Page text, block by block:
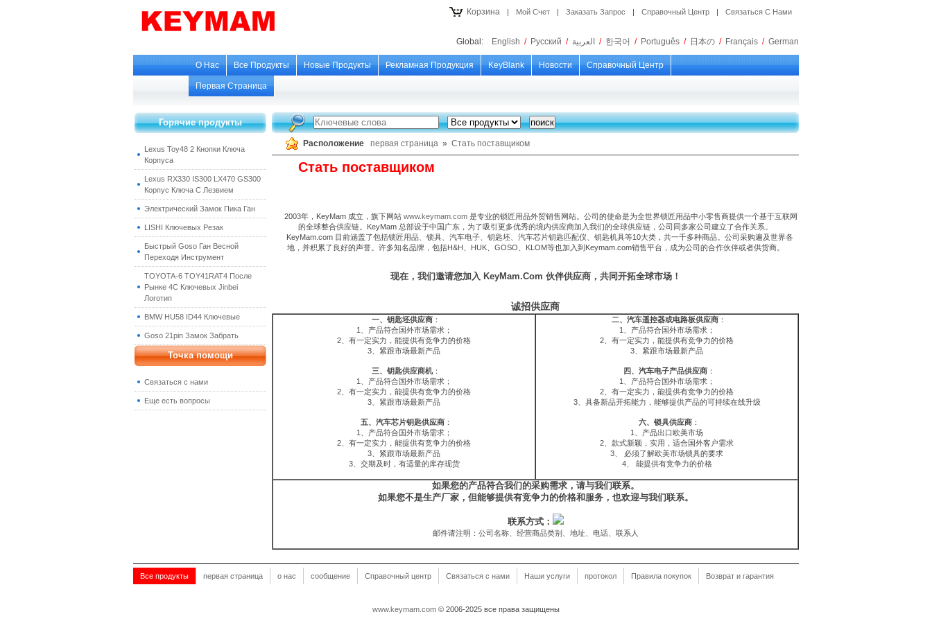
Корзина | Мой Счет | Заказать Запрос | Справочный Центр | Связаться С Нами
Global: English / Русский / العربية / 한국어 / Português / 日本の / Français / German
О Нас Все Продукты Новые Продукты Рекламная Продукция KeyBlank Новости Справочный Центр
Первая Страница
Горячие продукты
Lexus Toy48 2 Кнопки Ключа
Корпуса
Lexus RX330 IS300 LX470 GS300
Корпус Ключа С Лезвием
Электрический Замок Пика Ган
LISHI Ключевых Резак
Быстрый Goso Ган Весной
Переходя Инструмент
TOYOTA-6 TOY41RAT4 После
Рынке 4C Ключевых Jinbei
Логотип
BMW HU58 ID44 Ключевые
Goso 21pin Замок Забрать
Точка помощи
Связаться с нами
Еще есть вопросы
Расположение первая страница » Стать поставщиком
Стать поставщиком
2003年，KeyMam 成立，旗下网站 www.keymam.com是专业的锁匠用品外贸销售网站。公司的使命是为全世界锁匠用品中小零售商提供一个基于互联网
的全球整合供应链。KeyMam 总部设于中国广东，为了吸引更多优秀的境内供应商加入我们的全球供应链，公司同多家公司建立了合作关系。
KeyMam.com 目前涵盖了包括锁匠用品、锁具、汽车电子、钥匙坯、汽车芯片钥匙匹配仪、钥匙机具等10大类，共一千多种商品。公司采购遍及世界各
地，并积累了良好的声誉。许多知名品牌，包括H&H、HUK、GOSO、KLOM等也加入到Keymam.com销售平台，成为公司的合作伙伴或者供货商。
现在，我们邀请您加入 KeyMam.Com 伙伴供应商，共同开拓全球市场！
诚招供应商
一、钥匙坯供应商 ：
1、产品符合国外市场需求；
2、有一定实力，能提供有竞争力的价格
3、紧跟市场最新产品
三、钥匙供应商机 ：
1、产品符合国外市场需求；
2、有一定实力，能提供有竞争力的价格
3、紧跟市场最新产品
五、汽车芯片钥匙供应商：
1、产品符合国外市场需求；
2、有一定实力，能提供有竞争力的价格
3、紧跟市场最新产品
3、交期及时，有适量的库存现货
二、汽车遥控器或电路板供应商 ：
1、产品符合国外市场需求；
2、有一定实力，能提供有竞争力的价格
3、紧跟市场最新产品
四、汽车电子产品供应商：
1、产品符合国外市场需求；
2、有一定实力，能提供有竞争力的价格
3、具备新品开拓能力，能够提供产品的可持续在线升级
六、锁具供应商：
1、产品出口欧美市场
2、款式新颖，实用，适合国外客户需求
3、 必须了解欧美市场锁具的要求
4、 能提供有竞争力的价格
如果您的产品符合我们的采购需求，请与我们联系。
如果您不是生产厂家，但能够提供有竞争力的价格和服务，也欢迎与我们联系。
联系方式：
邮件请注明：公司名称、经营商品类别、地址、电话、联系人
Все продукты первая страница о нас сообщение Справочный центр Связаться с нами Наши услуги протокол Правила покупок Возврат и гарантия
www.keymam.com © 2006-2025 все права защищены